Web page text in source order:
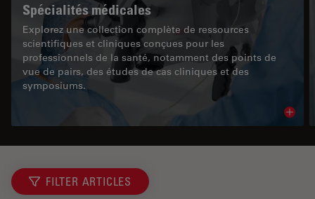
Spécialités médicales
Explorez une collection complète de ressources
scientifiques et cliniques conçues pour les
professionnels de la santé, notamment des points de
vue de pairs, des études de cas cliniques et des
symposiums.
FILTER ARTICLES